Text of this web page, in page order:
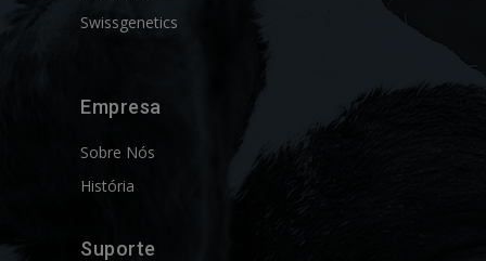
Swissgenetics
Empresa
Sobre Nós
História
Suporte